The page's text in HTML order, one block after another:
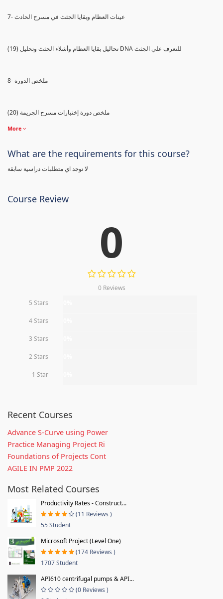
7- عينات العظام وبقايا الجثث في مسرح الحادث
(19) تحاليل بقايا العظام وأشلاء الجثث وتحليل DNA للتعرف علي الجثث
8- ملخص الدورة
(20) ملخص دورة إختبارات مسرح الجريمة
More
What are the requirements for this course?
لا توجد اي متطلبات دراسية سابقة
Course Review
0
0 Reviews
5 Stars
4 Stars
3 Stars
2 Stars
1 Star
Recent Courses
Advance S-Curve using Power
Practice Managing Project Ri
Foundations of Projects Cont
AGILE IN PMP 2022
Most Related Courses
Productivity Rates - Construct...
(11 Reviews )
55 Student
Microsoft Project (Level One)
(174 Reviews )
1707 Student
API610 centrifugal pumps & API...
(0 Reviews )